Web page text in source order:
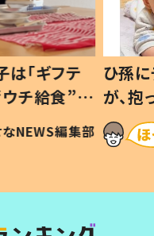
「ギフテ
チ給食”を
#令和の親
なNEWS編集部
ひ孫
が、
「涙が
い」